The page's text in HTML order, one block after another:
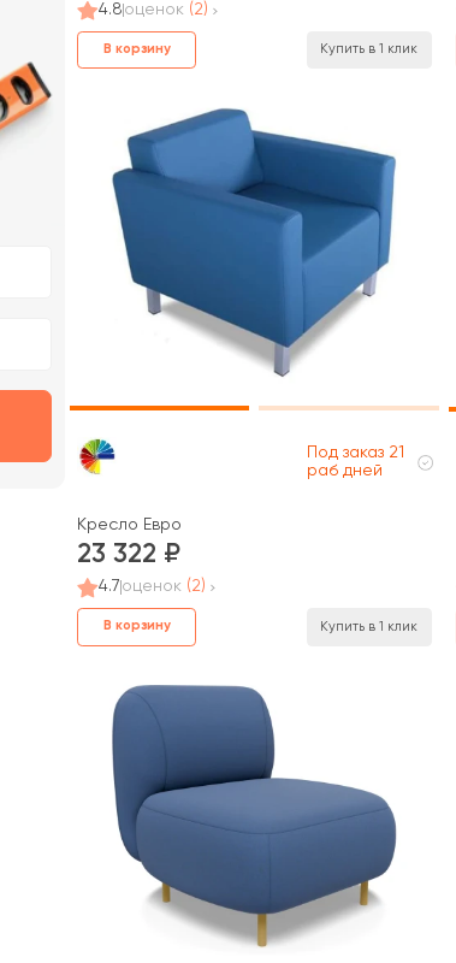
4.8 оценок (2)
В корзину Купить в 1 клик
Под заказ 21
раб дней
Кресло Евро
23 322
4.7 оценок (2)
В корзину Купить в 1 клик